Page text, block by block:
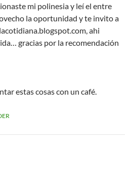
mi polinesia y leí el entre
la oportunidad y te invito a
ahi
gracias por la recomendación
estas cosas con un café.